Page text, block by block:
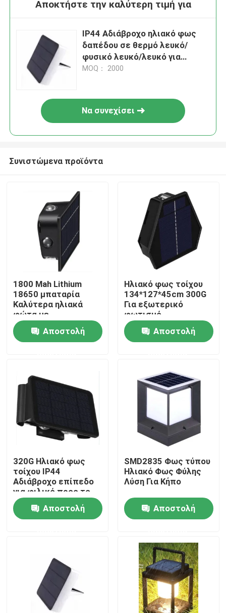
Σπίτι
Βίντεο
VR παρουσιάστε
Γύρος εργοστασίων
Ποιοτικός έλεγχος
Ζητήστε ένα απόσπασμα
Φω'τα εργασίας των φορητών οδηγήσεων
Αποκτήστε την καλύτερη τιμή για
IP44 Αδιάβροχο ηλιακό φως
δαπέδου σε θερμό λευκό/
φυσικό λευκό/λευκό για
εξωτερικούς χώρους
MOQ： 2000
Να συνεχίσει
Συνιστώμενα προϊόντα
1800 Mah Lithium
18650 μπαταρία
Καλύτερα ηλιακά
φώτα με
μονοκρυσταλλικό
πυριτικό ηλιακό
πάνελ
Αποστολή
Ηλιακό φως τοίχου
134*127*45cm 300G
Για εξωτερικό
φωτισμό
Αποστολή
320G Ηλιακό φως
τοίχου IP44
Αδιάβροχο επίπεδο
για φιλικό προς το
περιβάλλον φωτισμό
Αποστολή
SMD2835 Φως τύπου
Ηλιακό Φως Φύλης
Λύση Για Κήπο
Αποστολή